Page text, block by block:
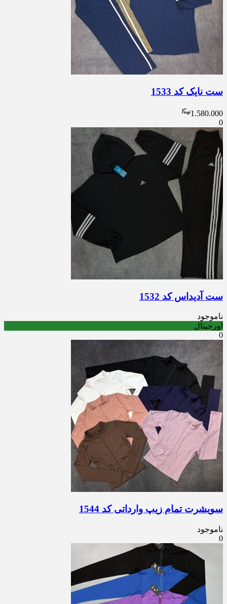
ست نایک کد 1533
1.580.000
0
ست آدیداس کد 1532
ناموجود
اورجینال
0
سویشرت تمام زیپ وارداتی کد 1544
ناموجود
0